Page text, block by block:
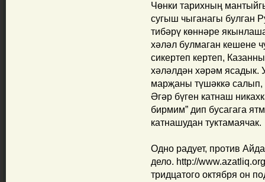
Чөнки тарихның
сугыш чыганагы булган
тибәрү көннәре
хәләл булмаган кешене
сикертеп кертеп,
хәләлдән хәрәм ясадык.
марҗаны түшәккә салып,
Әгәр бүген катнаш
бирмим” дип бусагага
катнашудан туктамаячак.
Одно радует, против
дело. http://
тридцатого октября он